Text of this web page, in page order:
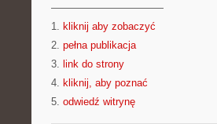
———————————
1. kliknij aby zobaczyć
2. pełna publikacja
3. link do strony
4. kliknij, aby poznać
5. odwiedź witrynę